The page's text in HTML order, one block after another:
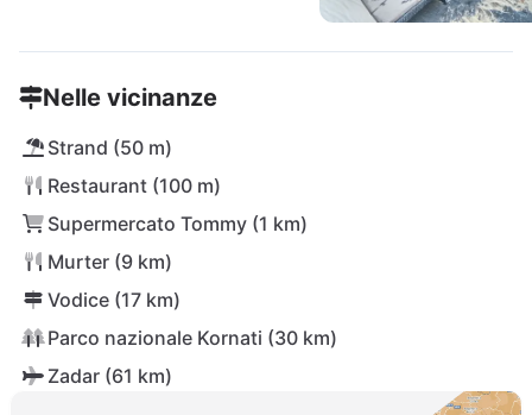
Nelle vicinanze
Strand (50 m)
Restaurant (100 m)
Supermercato Tommy (1 km)
Murter (9 km)
Vodice (17 km)
Parco nazionale Kornati (30 km)
Zadar (61 km)